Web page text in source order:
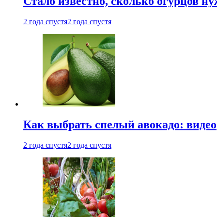
2 года спустя2 года спустя
Как выбрать спелый авокадо: видео
2 года спустя2 года спустя